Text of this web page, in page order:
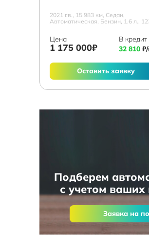
2021 г.в., 15 983 км, Седан,
Автоматическая, Бензин, 1.6 л.,
Цена
1 175 000₽
В кредит
32 810
Оставить заявку
Подберем
с учетом
Заявка на